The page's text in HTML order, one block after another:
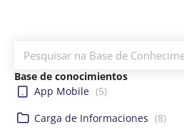
Base de conocimientos
App Mobile (5)
Carga de Informaciones (8)